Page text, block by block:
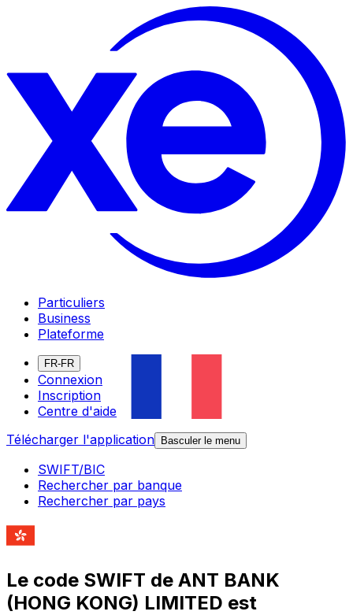
Particuliers
Business
Plateforme
FR-FR
Connexion
Inscription
Centre d'aide
Télécharger l'application
Basculer le menu
SWIFT/BIC
Rechercher par banque
Rechercher par pays
Le code SWIFT de ANT BANK
(HONG KONG) LIMITED est